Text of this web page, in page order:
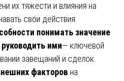
их тяжести и влияния на
свои действия.
понимать значение
ими— ключевой
завещаний и сделок.
факторов на